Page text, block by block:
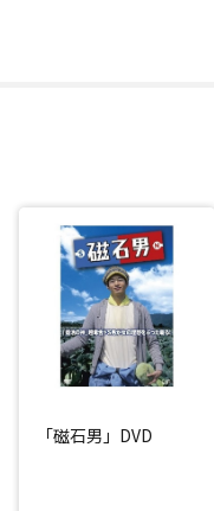
「磁石男」DVD